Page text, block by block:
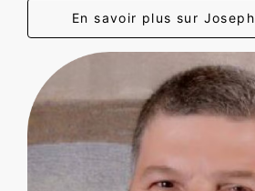
En savoir plus sur Joseph